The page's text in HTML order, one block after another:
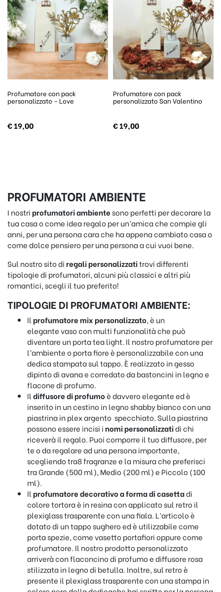
Profumatore con pack
personalizzato – Love
€19,00
Profumatore con pack
personalizzato San Valentino
€19,00
PROFUMATORI AMBIENTE
I nostriprofumatori ambientesono perfetti per decorare la
tua casa o come idea regalo per un’amica che compie gli
anni, per una persona cara che ha appena cambiato casa o
come dolce pensiero per una persona a cui vuoi bene.
Sul nostro sito di regali personalizzatitrovi differenti
tipologie di profumatori, alcuni più classici e altri più
romantici, scegli il tuo preferito!
TIPOLOGIE DI PROFUMATORI AMBIENTE:
Il profumatore mix personalizzato, è un
elegante vaso con multi funzionalità che può
diventare un porta tea light. Il nostro profumatore per
l’ambiente o porta fiore è personalizzabile con una
dedica stampata sul tappo. È realizzato in gesso
dipinto di avana e corredato da bastoncini in legno e
flacone di profumo.
Il diffusore di profumoè davvero elegante ed è
inserito in un cestino in legno shabby bianco con una
piastrina in plex argento specchiato. Sulla piastrina
possono essere incisi inomi personalizzatidi chi
riceverà il regalo. Puoi comporre il tuo diffusore, per
te o da regalare ad una persona importante,
scegliendo tra8 fragranze e la misura che preferisci
tra Grande (500 ml), Medio (200 ml) e Piccolo (100
ml).
Il profumatore decorativo a forma di casettadi
colore tortora è in resina con applicato sul retro il
plexiglass trasparente con una fiala. L’articolo è
dotato di un tappo sughero ed è utilizzabile come
porta spezie, come vasetto portafiori oppure come
profumatore. Il nostro prodotto personalizzato
arriverà con flaconcino di profumo e diffusore rosa
stilizzata in legno di betulla. Inoltre, sul retro è
presente il plexiglass trasparente con una stampa in